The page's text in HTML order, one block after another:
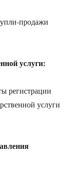
продажи
услуги:
регистрации
услуги